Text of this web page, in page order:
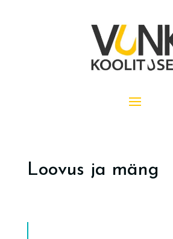
Loovus ja mäng